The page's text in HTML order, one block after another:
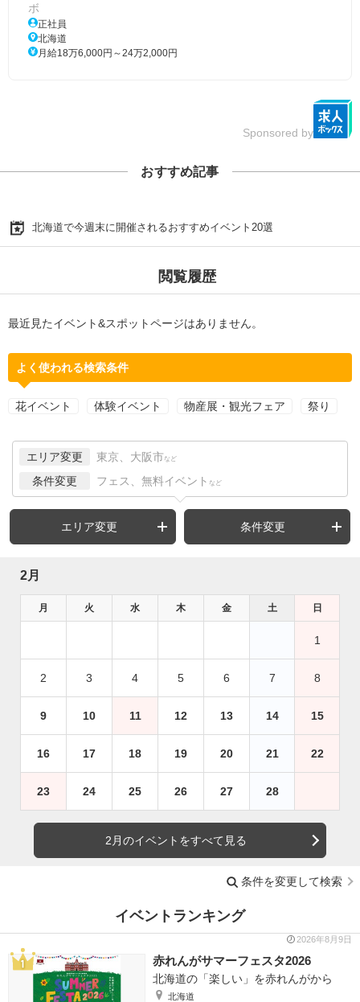
ボ
正社員
北海道
月給18万6,000円～24万2,000円
Sponsored by
おすすめ記事
北海道で今週末に開催されるおすすめイベント20選
閲覧履歴
最近見たイベント&スポットページはありません。
よく使われる検索条件
花イベント 体験イベント 物産展・観光フェア 祭り
エリア変更 東京、大阪市 など
条件変更 フェス、無料イベント など
エリア変更 条件変更
2月
月 火 水 木 金 土 日
1
2 3 4 5 6 7 8
9 10 11 12 13 14 15
16 17 18 19 20 21 22
23 24 25 26 27 28
2月のイベントをすべて見る
条件を変更して検索
イベントランキング
2026年8月9日
赤れんがサマーフェスタ2026
北海道の「楽しい」を赤れんがから
北海道